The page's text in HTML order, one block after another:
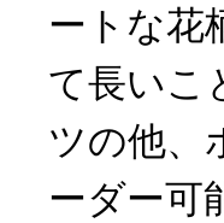
ートな花
て長いこ
ツの他、
ーダー可